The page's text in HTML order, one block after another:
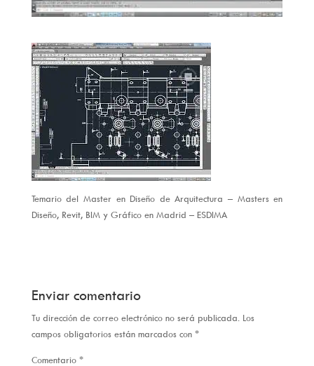
Temario del Master en Diseño de Arquitectura – Masters en
Diseño, Revit, BIM y Gráfico en Madrid – ESDIMA
Enviar comentario
Tu dirección de correo electrónico no será publicada. Los
campos obligatorios están marcados con *
Comentario *